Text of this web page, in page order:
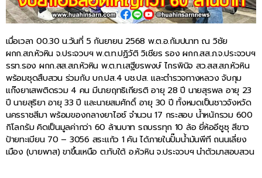
เมื่อเวลา 00.30 น.วันที่ 5 กันยายน 2568 พ.ต.อ.กัมปนาท ณ วิชัย
ผกก.สภ.หัวหิน จ.ประจวบฯ พ.ต.ท.ปฏิวัติ วิเชียร รอง ผกก.สส.ภ.จ.ประจวบฯ
รรท.รอง ผกก.สส.สภ.หัวหิน พ.ต.ท.เสฐียรพงษ์ ไกรพินิจ สว.สส.สภ.หัวหิน
พร้อมชุดสืบสวน ร่วมกับ บก.ปส.4 บช.ปส. และตำรวจทางหลวง จับกุม
แก๊งยาเสพติดรวม 4 คน มีนายฤทธิเกียรติ อายุ 28 ปี นายสุรพล อายุ 23
ปี นายสุริยา อายุ 33 ปี และนายสมศักดิ์ อายุ 30 ปี ทั้งหมดเป็นชาวจังหวัด
นครราชสีมา พร้อมของกลางยาไอซ์ จำนวน 17 กระสอบ น้ำหนักรวม 600
กิโลกรัม คิดเป็นมูลค่ากว่า 60 ล้านบาท รถบรรทุก 10 ล้อ ยี่ห้ออีซูซุ สีขาว
ป้ายทะเบียน 70 – 3056 สระแก้ว 1 คัน ได้ภายในปั๊มน้ำมันพีที ถนนเลี่ยง
เมือง (บายพาส) ขาขึ้นเหนือ ต.ทับใต้ อ.หัวหิน จ.ประจวบฯ นำตัวมาสอบสวน